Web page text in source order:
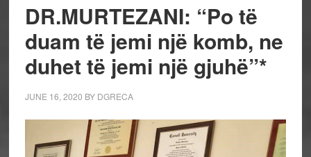
DR.MURTEZANI: “Po të
duam të jemi një komb, ne
duhet të jemi një gjuhë”*
JUNE 16, 2020 BY DGRECA